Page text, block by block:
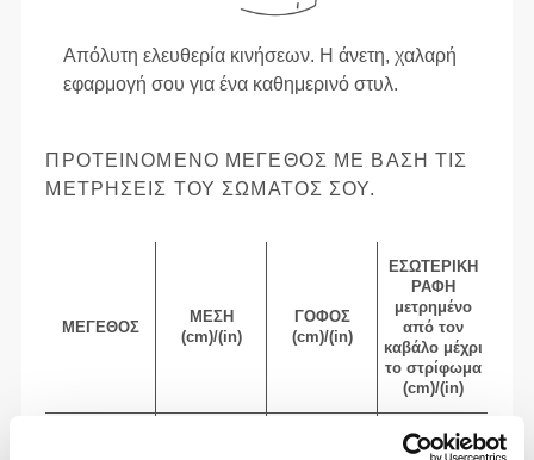
Απόλυτη ελευθερία κινήσεων. Η άνετη, χαλαρή
εφαρμογή σου για ένα καθημερινό στυλ.
ΠΡΟΤΕΙΝΌΜΕΝΟ ΜΈΓΕΘΟΣ ΜΕ ΒΆΣΗ ΤΙΣ
ΜΕΤΡΉΣΕΙΣ ΤΟΥ ΣΏΜΑΤΌΣ ΣΟΥ.
ΜΈΓΕΘΟΣ
ΜΈΣΗ
(cm)/(in)
ΓΟΦΌΣ
(cm)/(in)
ΕΣΩΤΕΡΙΚΉ
ΡΑΦΉ
μετρημένο
από τον
καβάλο μέχρι
το στρίφωμα
(cm)/(in)
77